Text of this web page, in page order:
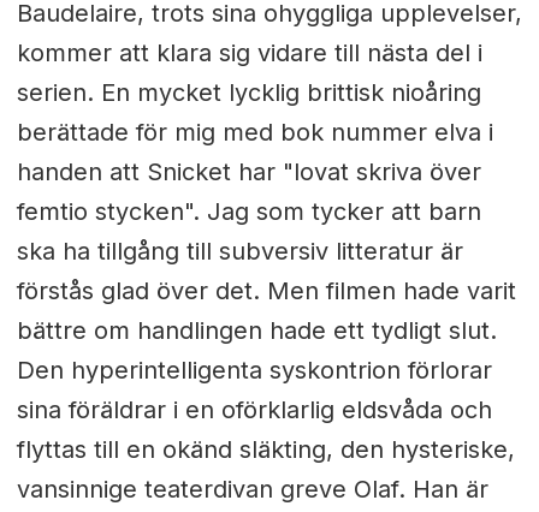
Baudelaire, trots sina ohyggliga upplevelser,
kommer att klara sig vidare till nästa del i
serien. En mycket lycklig brittisk nioåring
berättade för mig med bok nummer elva i
handen att Snicket har "lovat skriva över
femtio stycken". Jag som tycker att barn
ska ha tillgång till subversiv litteratur är
förstås glad över det. Men filmen hade varit
bättre om handlingen hade ett tydligt slut.
Den hyperintelligenta syskontrion förlorar
sina föräldrar i en oförklarlig eldsvåda och
flyttas till en okänd släkting, den hysteriske,
vansinnige teaterdivan greve Olaf. Han är